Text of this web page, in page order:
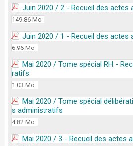
Juin 2020 / 2 - Recueil des actes
149.86 Mo
Juin 2020 / 1 - Recueil des actes
6.96 Mo
Mai 2020 / Tome spécial RH -
ratifs
1.03 Mo
Mai 2020 / Tome spécial
s administratifs
4.82 Mo
Mai 2020 / 3 - Recueil des actes